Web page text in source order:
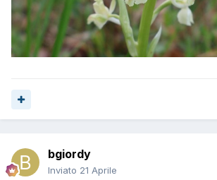
bgiordy
Inviato 21 Aprile